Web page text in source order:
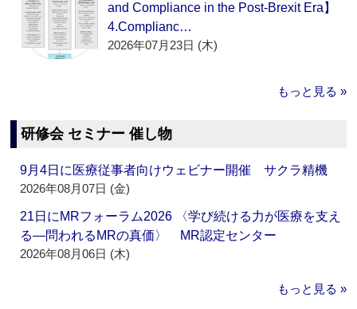
and Compliance in the Post-Brexit Era】
4.Complianc…
2026年07月23日 (木)
もっと見る »
研修会 セミナー 催し物
9月4日に医療従事者向けウェビナー開催 サクラ精機
2026年08月07日 (金)
21日にMRフォーラム2026 〈学び続ける力が医療を支え
る―問われるMRの真価〉 MR認定センター
2026年08月06日 (木)
もっと見る »